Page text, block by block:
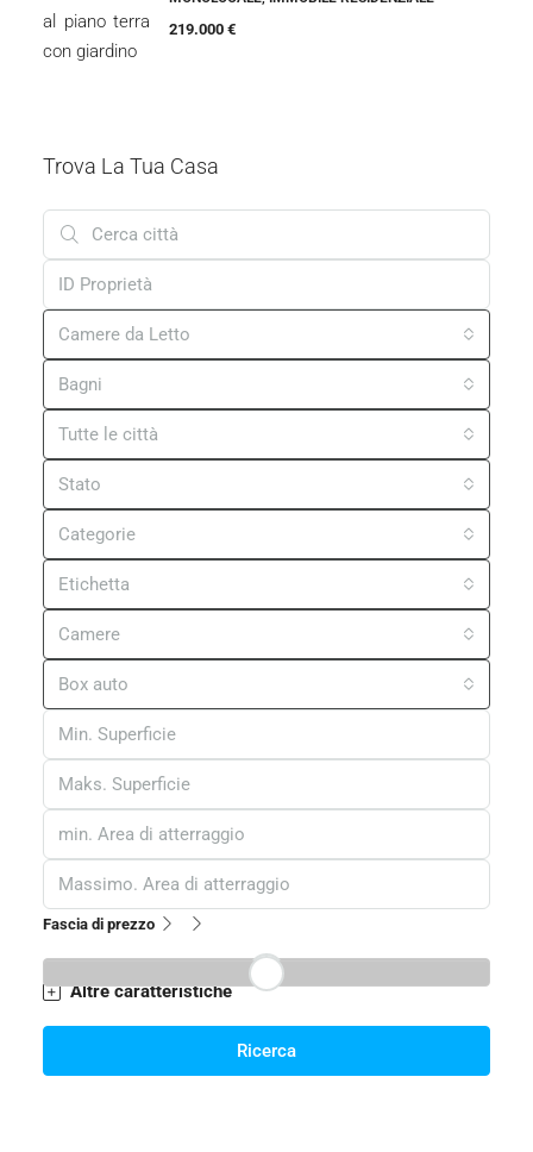
219.000 €
Trova La Tua Casa
Camere da Letto
Bagni
Tutte le città
Stato
Categorie
Etichetta
Camere
Box auto
Fascia di prezzo
Altre caratteristiche
Ricerca